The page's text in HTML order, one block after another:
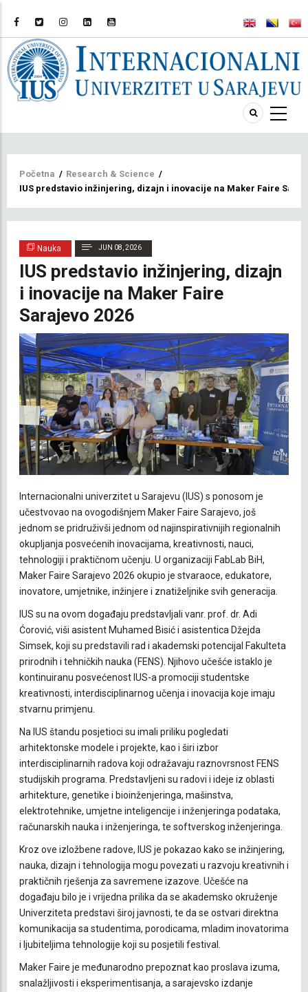
Breadcrumb
Početna / Research & Science /
IUS predstavio inžinjering, dizajn i inovacije na Maker Faire
Nauka JUN 08, 2026
IUS predstavio inžinjering, dizajn
i inovacije na Maker Faire
Sarajevo 2026
Internacionalni univerzitet u Sarajevu (IUS) s ponosom je
učestvovao na ovogodišnjem Maker Faire Sarajevo, još
jednom se pridruživši jednom od najinspirativnijih regionalnih
okupljanja posvećenih inovacijama, kreativnosti, nauci,
tehnologiji i praktičnom učenju. U organizaciji FabLab BiH,
Maker Faire Sarajevo 2026 okupio je stvaraoce, edukatore,
inovatore, umjetnike, inžinjere i znatiželjnike svih generacija.
IUS su na ovom događaju predstavljali vanr. prof. dr. Adi
Ćorović, viši asistent Muhamed Bisić i asistentica Džejda
Simsek, koji su predstavili rad i akademski potencijal Fakulteta
prirodnih i tehničkih nauka (FENS). Njihovo učešće istaklo je
kontinuiranu posvećenost IUS-a promociji studentske
kreativnosti, interdisciplinarnog učenja i inovacija koje imaju
stvarnu primjenu.
Na IUS štandu posjetioci su imali priliku pogledati
arhitektonske modele i projekte, kao i širi izbor
interdisciplinarnih radova koji odražavaju raznovrsnost FENS
studijskih programa. Predstavljeni su radovi i ideje iz oblasti
arhitekture, genetike i bioinženjeringa, mašinstva,
elektrotehnike, umjetne inteligencije i inženjeringa podataka,
računarskih nauka i inženjeringa, te softverskog inženjeringa.
Kroz ove izložbene radove, IUS je pokazao kako se inžinjering,
nauka, dizajn i tehnologija mogu povezati u razvoju kreativnih i
praktičnih rješenja za savremene izazove. Učešće na
događaju bilo je i vrijedna prilika da se akademsko okruženje
Univerziteta predstavi široj javnosti, te da se ostvari direktna
komunikacija sa studentima, porodicama, mladim inovatorima
i ljubiteljima tehnologije koji su posjetili festival.
Maker Faire je međunarodno prepoznat kao proslava izuma,
snalažljivosti i eksperimentisanja, a sarajevsko izdanje